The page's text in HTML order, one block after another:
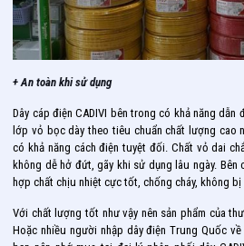
+ An toàn khi sử dụng
Dây cáp điện CADIVI bên trong có khả năng
lớp vỏ bọc dày theo tiêu chuẩn chất lượng cao
có khả năng cách điện tuyệt đối. Chất vỏ dai
không dễ hở đứt, gãy khi sử dụng lâu ngày.
hợp chất chịu nhiệt cực tốt, chống cháy, không bị
Với chất lượng tốt như vậy nên sản phẩm của
Hoặc nhiều người nhập dây điện Trung Quốc về